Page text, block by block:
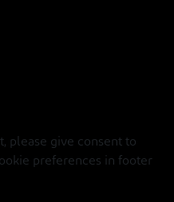
please give consent to
preferences in footer